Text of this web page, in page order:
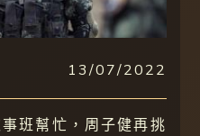
13/07/2022
班幫忙，周子健再挑